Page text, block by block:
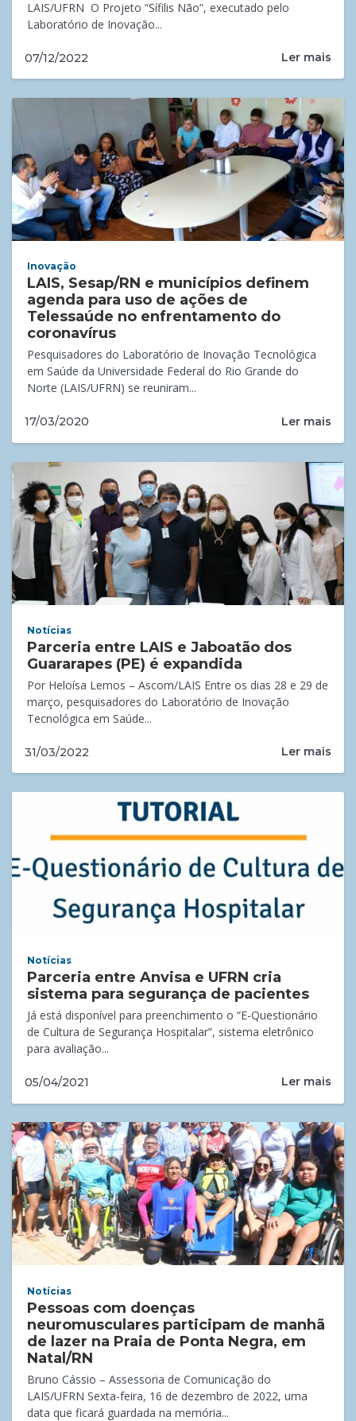
LAIS/UFRN O Projeto “Sífilis Não”, executado pelo
Laboratório de Inovação...
07/12/2022 Ler mais
Inovação
LAIS, Sesap/RN e municípios definem
agenda para uso de ações de
Telessaúde no enfrentamento do
coronavírus
Pesquisadores do Laboratório de Inovação Tecnológica
em Saúde da Universidade Federal do Rio Grande do
Norte (LAIS/UFRN) se reuniram...
17/03/2020 Ler mais
Notícias
Parceria entre LAIS e Jaboatão dos
Guararapes (PE) é expandida
Por Heloísa Lemos – Ascom/LAIS Entre os dias 28 e 29 de
março, pesquisadores do Laboratório de Inovação
Tecnológica em Saúde...
31/03/2022 Ler mais
Notícias
Parceria entre Anvisa e UFRN cria
sistema para segurança de pacientes
Já está disponível para preenchimento o “E-Questionário
de Cultura de Segurança Hospitalar”, sistema eletrônico
para avaliação...
05/04/2021 Ler mais
Notícias
Pessoas com doenças
neuromusculares participam de manhã
de lazer na Praia de Ponta Negra, em
Natal/RN
Bruno Cássio – Assessoria de Comunicação do
LAIS/UFRN Sexta-feira, 16 de dezembro de 2022, uma
data que ficará guardada na memória...